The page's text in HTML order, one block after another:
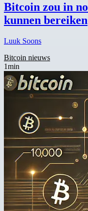
Bitcoin zou in
kunnen bereiken
Luuk Soons
Bitcoin nieuws
1min